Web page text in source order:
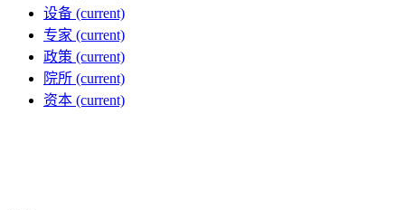
设备 (current)
专家 (current)
政策 (current)
院所 (current)
资本 (current)